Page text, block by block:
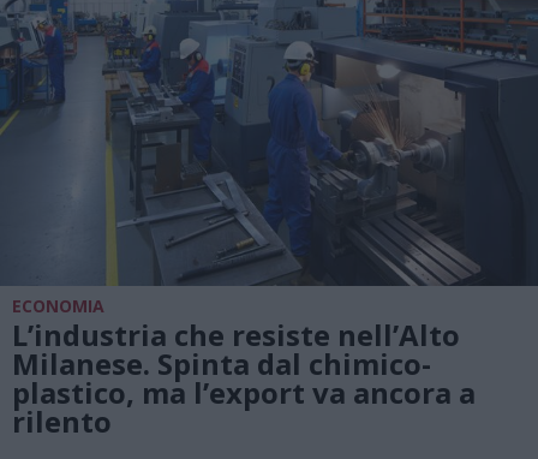
ECONOMIA
L’industria che resiste nell’Alto
Milanese. Spinta dal chimico-
plastico, ma l’export va ancora a
rilento